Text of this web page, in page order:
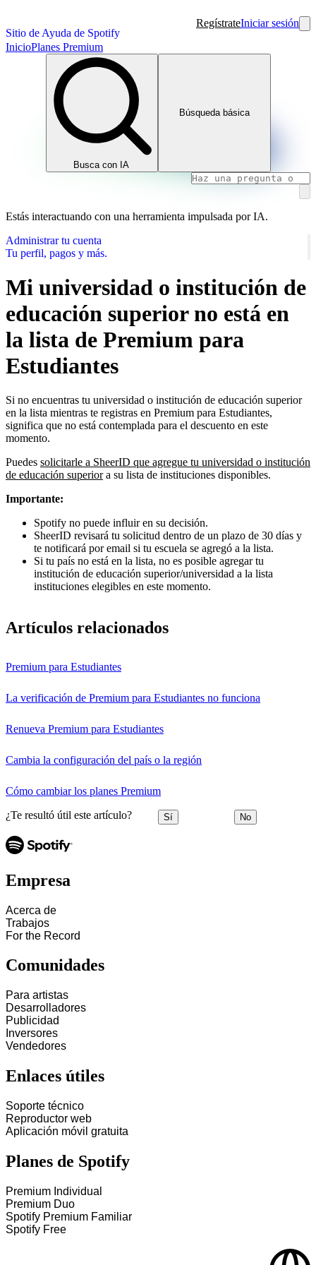
Sitio de Ayuda de Spotify
RegístrateIniciar sesión
InicioPlanes Premium
Busca con IA
Búsqueda básica
Estás interactuando con una herramienta impulsada por IA.
Administrar tu cuenta
Tu perfil, pagos y más.
Mi universidad o institución de
educación superior no está en
la lista de Premium para
Estudiantes
Si no encuentras tu universidad o institución de educación superior
en la lista mientras te registras en Premium para Estudiantes,
significa que no está contemplada para el descuento en este
momento.
Puedes solicitarle a SheerID que agregue tu universidad o institución
de educación superiora su lista de instituciones disponibles.
Importante:
Spotify no puede influir en su decisión.
SheerID revisará tu solicitud dentro de un plazo de 30 días y
te notificará por email si tu escuela se agregó a la lista.
Si tu país no está en la lista, no es posible agregar tu
institución de educación superior/universidad a la lista
instituciones elegibles en este momento.
Artículos relacionados
Premium para Estudiantes
La verificación de Premium para Estudiantes no funciona
Renueva Premium para Estudiantes
Cambia la configuración del país o la región
Cómo cambiar los planes Premium
¿Te resultó útil este artículo? Sí No
Empresa
Acerca de
Trabajos
For the Record
Comunidades
Para artistas
Desarrolladores
Publicidad
Inversores
Vendedores
Enlaces útiles
Soporte técnico
Reproductor web
Aplicación móvil gratuita
Planes de Spotify
Premium Individual
Premium Duo
Spotify Premium Familiar
Spotify Free